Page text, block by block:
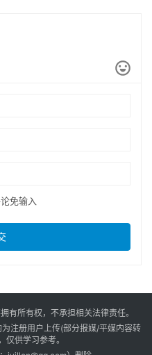
免输入
有所有权，不承担相关法律责任。
注册用户上传(部分报媒/平媒内容转
仅供学习参考。